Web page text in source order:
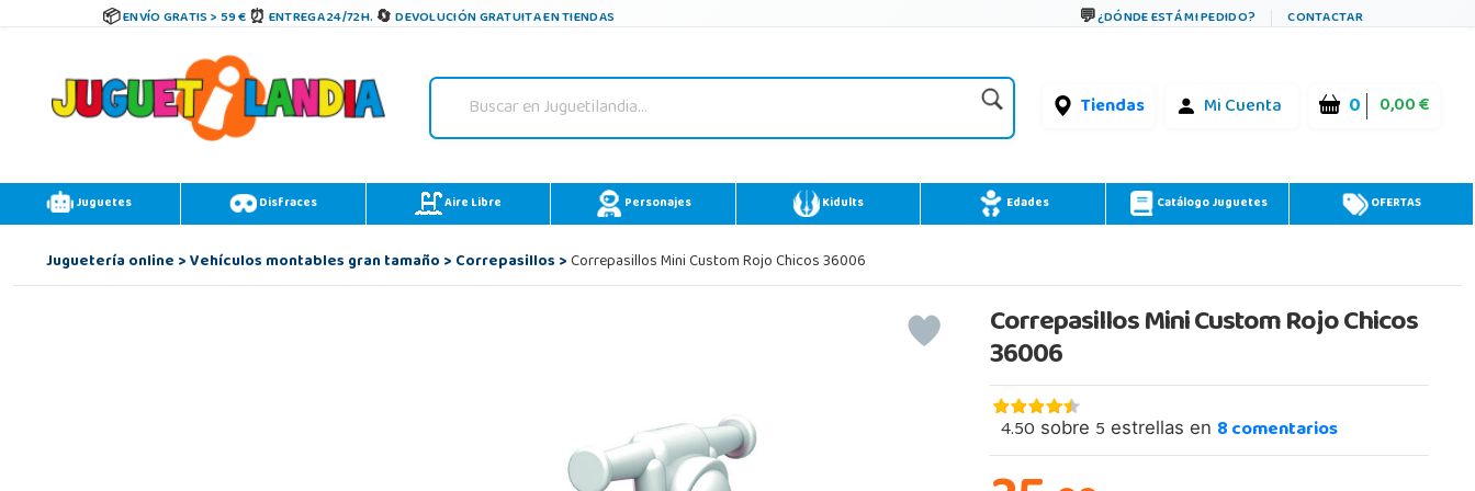
ENVÍO GRATIS > 59 € ENTREGA 24/72H. DEVOLUCIÓN GRATUITA EN TIENDAS ¿DÓNDE ESTÁ MI PEDIDO? CONTACTAR
Tiendas Mi Cuenta 0 0,00 €
Juguetes Disfraces Aire Libre Personajes Kidults Edades Catálogo Juguetes OFERTAS
Juguetería online>Vehículos montables gran tamaño>Correpasillos>Correpasillos Mini Custom Rojo Chicos 36006
Correpasillos Mini Custom Rojo Chicos
36006
4.50 sobre 5 estrellas en 8comentarios